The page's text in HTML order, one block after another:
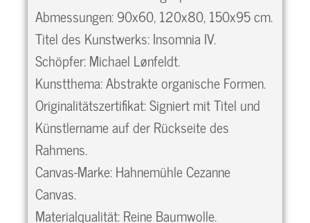
Abmessungen: 90x60, 120x80, 150x95 cm.
Titel des Kunstwerks: Insomnia IV.
Schöpfer: Michael Lønfeldt.
Kunstthema: Abstrakte organische Formen.
Originalitätszertifikat: Signiert mit Titel und
Künstlername auf der Rückseite des
Rahmens.
Canvas-Marke: Hahnemühle Cezanne
Canvas.
Materialqualität: Reine Baumwolle.